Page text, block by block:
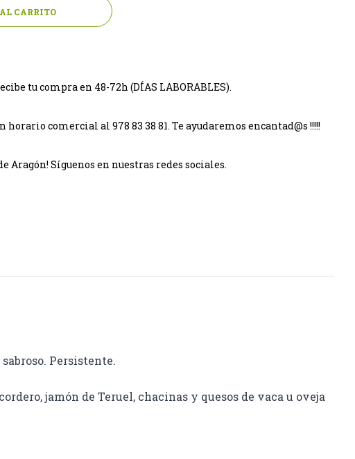
CARRITO
tu compra en 48-72h (DÍAS LABORABLES).
horario comercial al 978 83 38 81. Te ayudaremos encantad@s !!!!!
Aragón! Síguenos en nuestras redes sociales.
Persistente.
jamón de Teruel, chacinas y quesos de vaca u oveja